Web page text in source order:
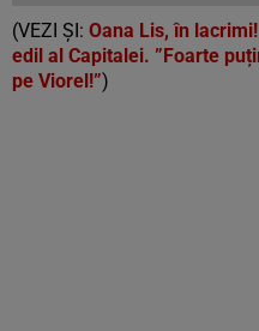
(VEZI ȘI: Oana Lis, în
edil al Capitalei. ”Foarte
pe Viorel!”)